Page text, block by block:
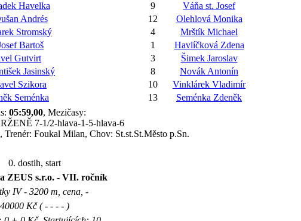
Havelka 9
Váňa st. Josef
Andrés 12
Olehlová Monika
Stromský 4
Mrštík Michael
Bartoš 1
Havlíčková Zdena
Gutvirt 3
Šimek Jaroslav
Jasinský 8
Novák Antonín
Szikora 10
Vinklárek Vladimír
Seménka 13
Seménka Zdeněk
05:59,00, Mezičasy:
7-1/2-hlava-1-5-hlava-6
Foukal Milan, Chov: St.st.St.Město p.Sn.
0. dostih, start
ZEUS s.r.o. - VII. ročník
IV - 3200 m, cena, -
40000 Kč ( - - - - )